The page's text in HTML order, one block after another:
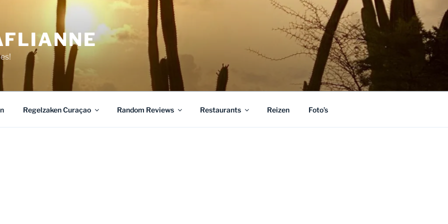
Regelzaken Curaçao Random Reviews Restaurants Reizen Foto’s